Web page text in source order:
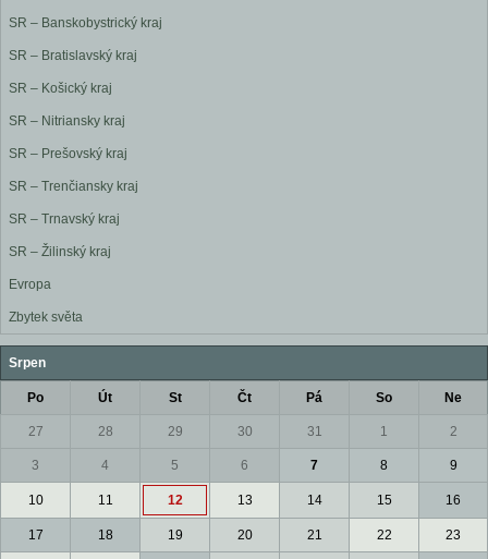
SR – Banskobystrický kraj
SR – Bratislavský kraj
SR – Košický kraj
SR – Nitriansky kraj
SR – Prešovský kraj
SR – Trenčiansky kraj
SR – Trnavský kraj
SR – Žilinský kraj
Evropa
Zbytek světa
Srpen
Po Út St Čt Pá So Ne
27 28 29 30 31 1 2
3 4 5 6 7 8 9
10 11 12 13 14 15 16
17 18 19 20 21 22 23